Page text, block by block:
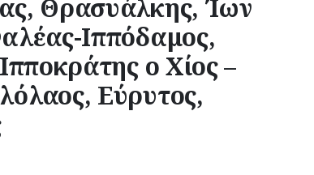
Θρασυάλκης, Ίων
Ιππόδαμος,
ο Χίος –
Εύρυτος,